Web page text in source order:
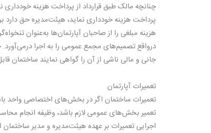
چنانچه مالک طبق قرارداد از پرداخت هزینه خودداری
پرداخت هزینه خودداری نماید، هیئت‌مدیره حق دارد
هزینه مبلغی را از صاحبان آپارتمان‌ها به‌عنوان
درواقع تصمیم‌های مجمع عمومی را به اجرا
جانی و مالی ناشی از آن را گواهی نمایند ساختمان
تعمیرات آپارتمان‌
تعمیرات ساختمان اگر در بخش‌های اختصاصی واحد
تعمیر بخش‌های عمومی لازم باشد، وظیفه انجام
اجرایی تعمیرات بر عهده هیئت‌مدیره و مدیر